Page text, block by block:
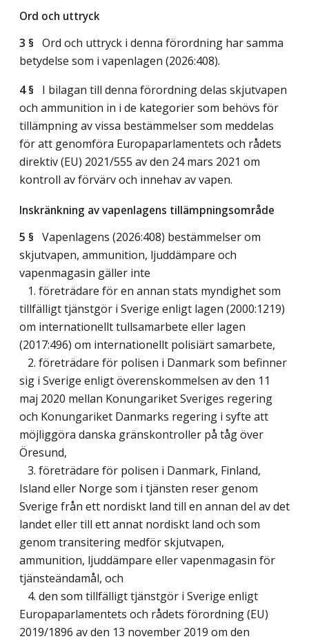
Ord och uttryck
3 § Ord och uttryck i denna förordning har samma
betydelse som i vapenlagen (2026:408).
4 § I bilagan till denna förordning delas skjutvapen
och ammunition in i de kategorier som behövs för
tillämpning av vissa bestämmelser som meddelas
för att genomföra Europaparlamentets och rådets
direktiv (EU) 2021/555 av den 24 mars 2021 om
kontroll av förvärv och innehav av vapen.
Inskränkning av vapenlagens tillämpningsområde
5 § Vapenlagens (2026:408) bestämmelser om
skjutvapen, ammunition, ljuddämpare och
vapenmagasin gäller inte
1. företrädare för en annan stats myndighet som
tillfälligt tjänstgör i Sverige enligt lagen (2000:1219)
om internationellt tullsamarbete eller lagen
(2017:496) om internationellt polisiärt samarbete,
2. företrädare för polisen i Danmark som befinner
sig i Sverige enligt överenskommelsen av den 11
maj 2020 mellan Konungariket Sveriges regering
och Konungariket Danmarks regering i syfte att
möjliggöra danska gränskontroller på tåg över
Öresund,
3. företrädare för polisen i Danmark, Finland,
Island eller Norge som i tjänsten reser genom
Sverige från ett nordiskt land till en annan del av det
landet eller till ett annat nordiskt land och som
genom transitering medför skjutvapen,
ammunition, ljuddämpare eller vapenmagasin för
tjänsteändamål, och
4. den som tillfälligt tjänstgör i Sverige enligt
Europaparlamentets och rådets förordning (EU)
2019/1896 av den 13 november 2019 om den